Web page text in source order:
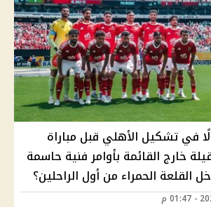
في تشكيل الأهلي قبل مباراة
ثقيلة خارج القائمة بأوامر فنية حاسمة
القلعة الحمراء من أول الراحلين؟